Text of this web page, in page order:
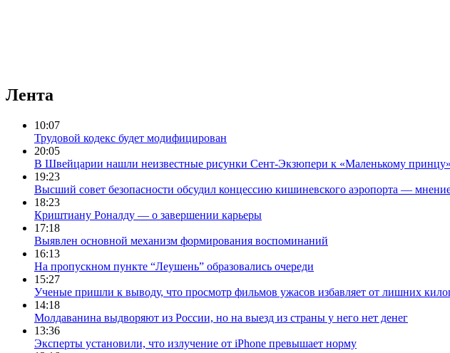
Лента
10:07
Трудовой кодекс будет модифицирован
20:05
В Швейцарии нашли неизвестные рисунки Сент-Экзюпери к «Маленькому принцу»
19:23
Высший совет безопасности обсудил концессию кишиневского аэропорта —
18:23
Криштиану Роналду — о завершении карьеры
17:18
Выявлен основной механизм формирования воспоминаний
16:13
На пропускном пункте “Леушень” образовались очереди
15:27
Ученые пришли к выводу, что просмотр фильмов ужасов избавляет от лишних
14:18
Молдаванина выдворяют из России, но на выезд из страны у него нет денег
13:36
Эксперты установили, что излучение от iPhone превышает норму